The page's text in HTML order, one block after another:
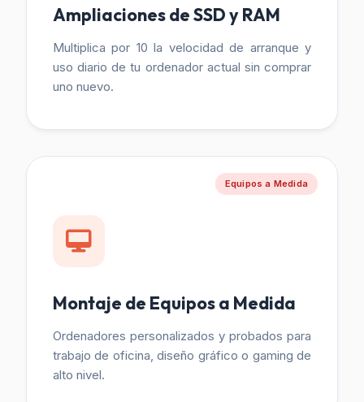
Ampliaciones de SSD y RAM
Multiplica por 10 la velocidad de arranque y
uso diario de tu ordenador actual sin comprar
uno nuevo.
Equipos a Medida
Montaje de Equipos a Medida
Ordenadores personalizados y probados para
trabajo de oficina, diseño gráfico o gaming de
alto nivel.